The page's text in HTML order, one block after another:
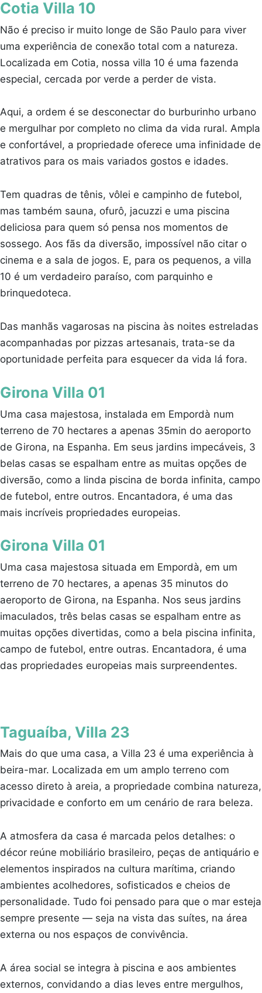
Cotia Villa 10
Não é preciso ir muito longe de São Paulo para viver
uma experiência de conexão total com a natureza.
Localizada em Cotia, nossa villa 10 é uma fazenda
especial, cercada por verde a perder de vista.
Aqui, a ordem é se desconectar do burburinho urbano
e mergulhar por completo no clima da vida rural. Ampla
e confortável, a propriedade oferece uma infinidade de
atrativos para os mais variados gostos e idades.
Tem quadras de tênis, vôlei e campinho de futebol,
mas também sauna, ofurô, jacuzzi e uma piscina
deliciosa para quem só pensa nos momentos de
sossego. Aos fãs da diversão, impossível não citar o
cinema e a sala de jogos. E, para os pequenos, a villa
10 é um verdadeiro paraíso, com parquinho e
brinquedoteca.
Das manhãs vagarosas na piscina às noites estreladas
acompanhadas por pizzas artesanais, trata-se da
oportunidade perfeita para esquecer da vida lá fora.
Girona Villa 01
Uma casa majestosa, instalada em Empordà num
terreno de 70 hectares a apenas 35min do aeroporto
de Girona, na Espanha. Em seus jardins impecáveis, 3
belas casas se espalham entre as muitas opções de
diversão, como a linda piscina de borda infinita, campo
de futebol, entre outros. Encantadora, é uma das
mais incríveis propriedades europeias.
Girona Villa 01
Uma casa majestosa situada em Empordà, em um
terreno de 70 hectares, a apenas 35 minutos do
aeroporto de Girona, na Espanha. Nos seus jardins
imaculados, três belas casas se espalham entre as
muitas opções divertidas, como a bela piscina infinita,
campo de futebol, entre outras. Encantadora, é uma
das propriedades europeias mais surpreendentes.
Taguaíba, Villa 23
Mais do que uma casa, a Villa 23 é uma experiência à
beira-mar. Localizada em um amplo terreno com
acesso direto à areia, a propriedade combina natureza,
privacidade e conforto em um cenário de rara beleza.
A atmosfera da casa é marcada pelos detalhes: o
décor reúne mobiliário brasileiro, peças de antiquário e
elementos inspirados na cultura marítima, criando
ambientes acolhedores, sofisticados e cheios de
personalidade. Tudo foi pensado para que o mar esteja
sempre presente — seja na vista das suítes, na área
externa ou nos espaços de convivência.
A área social se integra à piscina e aos ambientes
externos, convidando a dias leves entre mergulhos,